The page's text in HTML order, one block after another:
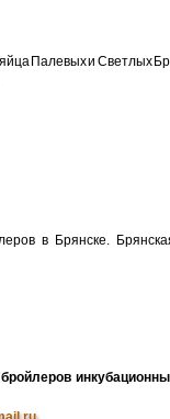
Палевых и Светлых
в Брянске.